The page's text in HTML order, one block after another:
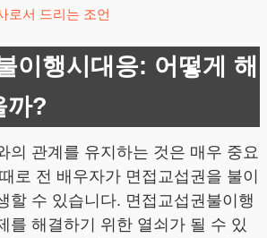
로서 드리는 조언
이행시대응: 어떻게 해
까?
의 관계를 유지하는 것은 매우 중요
로 전 배우자가 면접교섭권을 불이
할 수 있습니다. 면접교섭권불이행
를 해결하기 위한 열쇠가 될 수 있